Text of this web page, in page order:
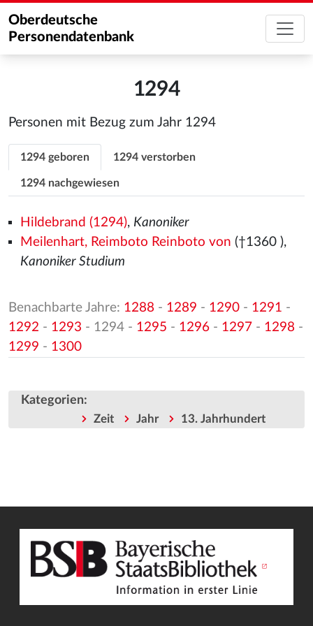
Oberdeutsche
Personendatenbank
1294
Personen mit Bezug zum Jahr 1294
1294 geboren 1294 verstorben
1294 nachgewiesen
Hildebrand (1294), Kanoniker
Meilenhart, Reimboto Reinboto von (†1360 ),
Kanoniker Studium
Benachbarte Jahre: 1288 - 1289 - 1290 - 1291 -
1292 - 1293 - 1294 - 1295 - 1296 - 1297 - 1298 -
1299 - 1300
Kategorien:
Zeit Jahr 13. Jahrhundert